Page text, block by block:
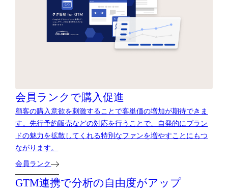
会員ランクで購入促進
顧客の購入意欲を刺激することで客単価の増加が期待できま
す。先行予約販売などの対応を行うことで、自発的にブラン
ドの魅力を拡散してくれる特別なファンを増やすことにもつ
ながります。
会員ランク
GTM連携で分析の自由度がアップ